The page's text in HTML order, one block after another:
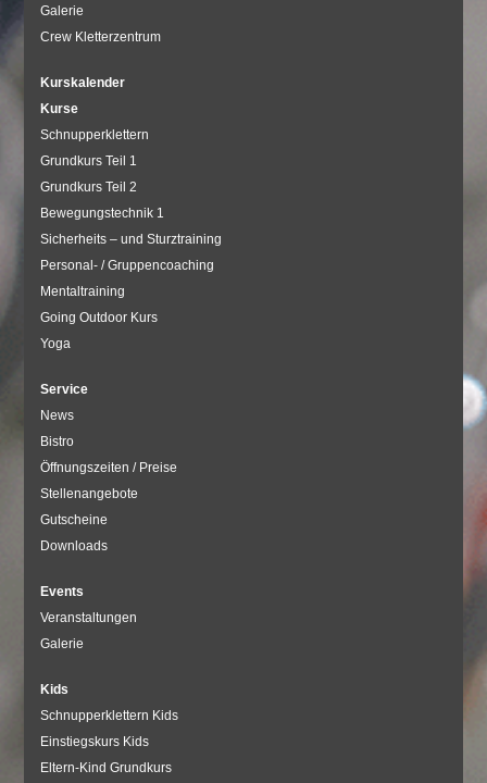
Galerie
Crew Kletterzentrum
Kurskalender
Kurse
Schnupperklettern
Grundkurs Teil 1
Grundkurs Teil 2
Bewegungstechnik 1
Sicherheits – und Sturztraining
Personal- / Gruppencoaching
Mentaltraining
Going Outdoor Kurs
Yoga
Service
News
Bistro
Öffnungszeiten / Preise
Stellenangebote
Gutscheine
Downloads
Events
Veranstaltungen
Galerie
Kids
Schnupperklettern Kids
Einstiegskurs Kids
Eltern-Kind Grundkurs